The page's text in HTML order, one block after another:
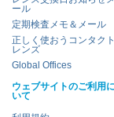
ール
定期検査メモ＆メール
正しく使おうコンタクト
レンズ
Global Offices
ウェブサイトのご利用
いて